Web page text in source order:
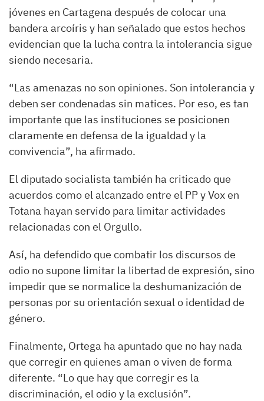
jóvenes en Cartagena después de colocar una
bandera arcoíris y han señalado que estos hechos
evidencian que la lucha contra la intolerancia sigue
siendo necesaria.
“Las amenazas no son opiniones. Son intolerancia y
deben ser condenadas sin matices. Por eso, es tan
importante que las instituciones se posicionen
claramente en defensa de la igualdad y la
convivencia”, ha afirmado.
El diputado socialista también ha criticado que
acuerdos como el alcanzado entre el PP y Vox en
Totana hayan servido para limitar actividades
relacionadas con el Orgullo.
Así, ha defendido que combatir los discursos de
odio no supone limitar la libertad de expresión, sino
impedir que se normalice la deshumanización de
personas por su orientación sexual o identidad de
género.
Finalmente, Ortega ha apuntado que no hay nada
que corregir en quienes aman o viven de forma
diferente. “Lo que hay que corregir es la
discriminación, el odio y la exclusión”.